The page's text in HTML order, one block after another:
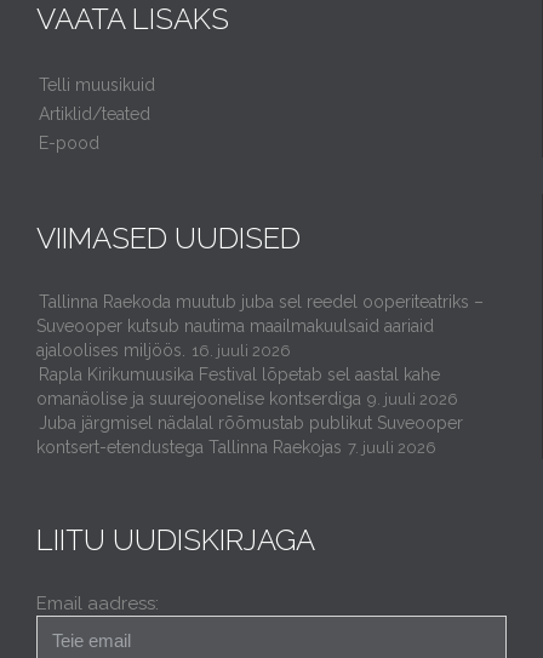
VAATA LISAKS
Telli muusikuid
Artiklid/teated
E-pood
VIIMASED UUDISED
Tallinna Raekoda muutub juba sel reedel ooperiteatriks –
Suveooper kutsub nautima maailmakuulsaid aariaid
ajaloolises miljöös.
16. juuli 2026
Rapla Kirikumuusika Festival lõpetab sel aastal kahe
omanäolise ja suurejoonelise kontserdiga 9. juuli 2026
Juba järgmisel nädalal rõõmustab publikut Suveooper
kontsert-etendustega Tallinna Raekojas 7. juuli 2026
LIITU UUDISKIRJAGA
Email aadress: